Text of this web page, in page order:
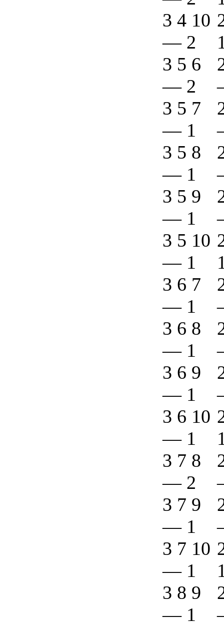
3 4 10
— 2
3 5 6
— 2
3 5 7
— 1
3 5 8
— 1
3 5 9
— 1
3 5 10
— 1
3 6 7
— 1
3 6 8
— 1
3 6 9
— 1
3 6 10
— 1
3 7 8
— 2
3 7 9
— 1
3 7 10
— 1
3 8 9
— 1